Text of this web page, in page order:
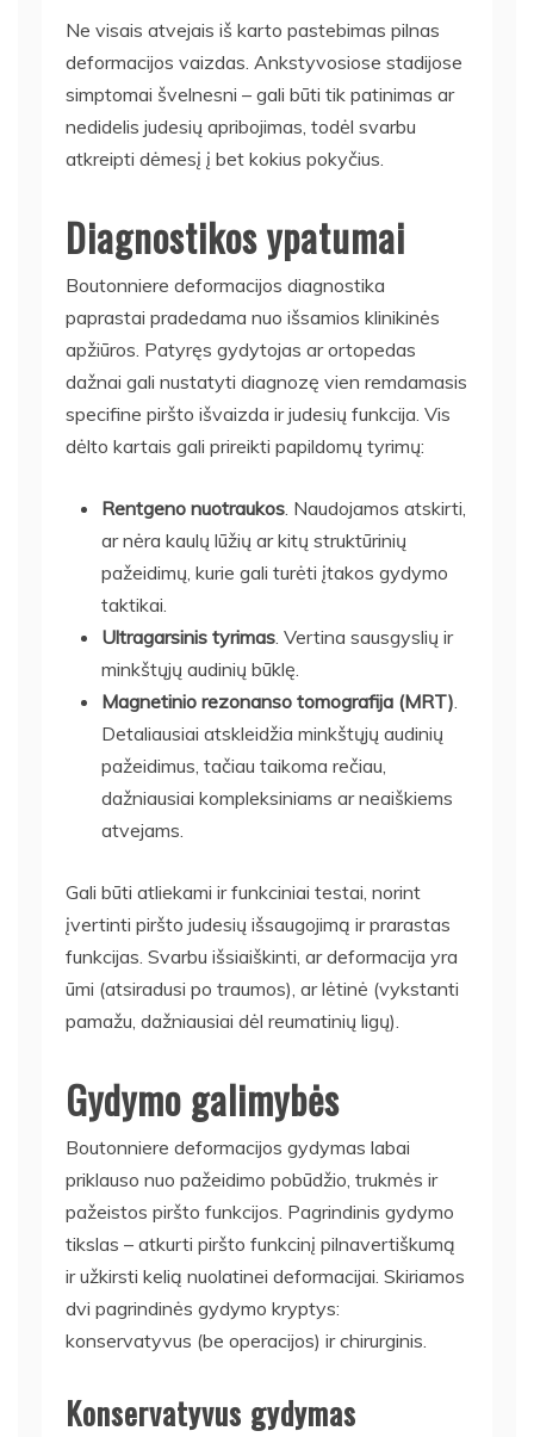
Ne visais atvejais iš karto pastebimas pilnas
deformacijos vaizdas. Ankstyvosiose stadijose
simptomai švelnesni – gali būti tik patinimas ar
nedidelis judesių apribojimas, todėl svarbu
atkreipti dėmesį į bet kokius pokyčius.
Diagnostikos ypatumai
Boutonniere deformacijos diagnostika
paprastai pradedama nuo išsamios klinikinės
apžiūros. Patyręs gydytojas ar ortopedas
dažnai gali nustatyti diagnozę vien remdamasis
specifine piršto išvaizda ir judesių funkcija. Vis
dėlto kartais gali prireikti papildomų tyrimų:
Rentgeno nuotraukos . Naudojamos atskirti,
ar nėra kaulų lūžių ar kitų struktūrinių
pažeidimų, kurie gali turėti įtakos gydymo
taktikai.
Ultragarsinis tyrimas . Vertina sausgyslių ir
minkštųjų audinių būklę.
Magnetinio rezonanso tomografija (MRT)
Detaliausiai atskleidžia minkštųjų audinių
pažeidimus, tačiau taikoma rečiau,
dažniausiai kompleksiniams ar neaiškiems
atvejams.
Gali būti atliekami ir funkciniai testai, norint
įvertinti piršto judesių išsaugojimą ir prarastas
funkcijas. Svarbu išsiaiškinti, ar deformacija yra
ūmi (atsiradusi po traumos), ar lėtinė (vykstanti
pamažu, dažniausiai dėl reumatinių ligų).
Gydymo galimybės
Boutonniere deformacijos gydymas labai
priklauso nuo pažeidimo pobūdžio, trukmės ir
pažeistos piršto funkcijos. Pagrindinis gydymo
tikslas – atkurti piršto funkcinį pilnavertiškumą
ir užkirsti kelią nuolatinei deformacijai. Skiriamos
dvi pagrindinės gydymo kryptys:
konservatyvus (be operacijos) ir chirurginis.
Konservatyvus gydymas